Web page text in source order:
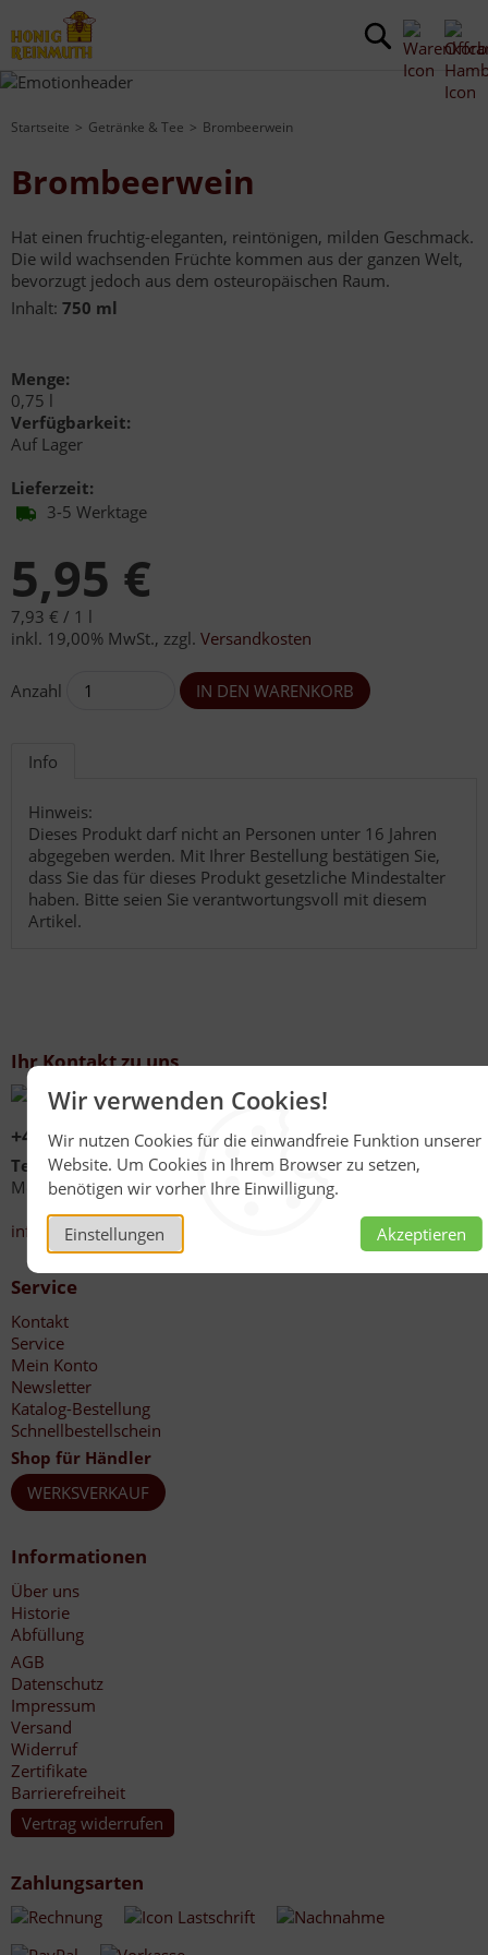
Wir verwenden Cookies!
Wir nutzen Cookies für die einwandfreie Funktion unserer
Website. Um Cookies in Ihrem Browser zu setzen,
benötigen wir vorher Ihre Einwilligung.
Einstellungen Akzeptieren
Startseite Getränke & Tee Brombeerwein
Brombeerwein
Hat einen fruchtig-eleganten, reintönigen, milden Geschmack.
Die wild wachsenden Früchte kommen aus der ganzen Welt,
bevorzugt jedoch aus dem osteuropäischen Raum.
Inhalt: 750 ml
Menge:
0,75 l
Verfügbarkeit:
Auf Lager
Lieferzeit:
3-5 Werktage
5,95 €
7,93 € / 1 l
inkl. 19,00% MwSt., zzgl. Versandkosten
Anzahl
Info
Hinweis:
Dieses Produkt darf nicht an Personen unter 16 Jahren
abgegeben werden. Mit Ihrer Bestellung bestätigen Sie,
dass Sie das für dieses Produkt gesetzliche Mindestalter
haben. Bitte seien Sie verantwortungsvoll mit diesem
Artikel.
Ihr Kontakt zu uns
+49 (0)6267 1021
Telefonzeiten
Mo - Fr 08:00 - 12:00 Uhr
13:30 - 17:00 Uhr
info@honig-reinmuth.de
Service
Kontakt
Service
Mein Konto
Newsletter
Katalog-Bestellung
Schnellbestellschein
Shop für Händler
WERKSVERKAUF
Informationen
Über uns
Historie
Abfüllung
AGB
Datenschutz
Impressum
Versand
Widerruf
Zertifikate
Barrierefreiheit
Vertrag widerrufen
Zahlungsarten